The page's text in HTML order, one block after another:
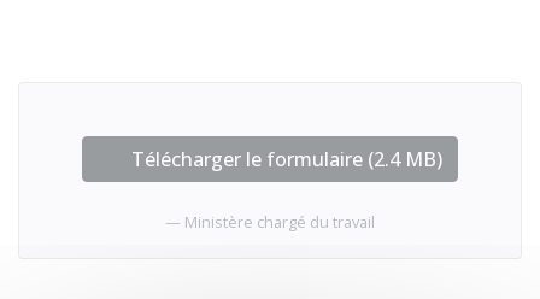
Télécharger le formulaire (2.4 MB)
Ministère chargé du travail